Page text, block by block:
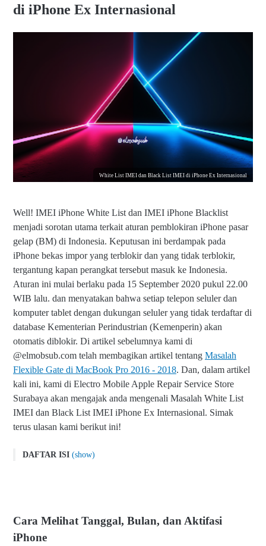
di iPhone Ex Internasional
White List IMEI dan Black List IMEI di iPhone Ex Internasional
Well! IMEI iPhone White List dan IMEI iPhone Blacklist
menjadi sorotan utama terkait aturan pemblokiran iPhone pasar
gelap (BM) di Indonesia. Keputusan ini berdampak pada
iPhone bekas impor yang terblokir dan yang tidak terblokir,
tergantung kapan perangkat tersebut masuk ke Indonesia.
Aturan ini mulai berlaku pada 15 September 2020 pukul 22.00
WIB lalu. dan menyatakan bahwa setiap telepon seluler dan
komputer tablet dengan dukungan seluler yang tidak terdaftar di
database Kementerian Perindustrian (Kemenperin) akan
otomatis diblokir. Di artikel sebelumnya kami di
@elmobsub.com telah membagikan artikel tentang Masalah
Flexible Gate di MacBook Pro 2016 - 2018. Dan, dalam artikel
kali ini, kami di Electro Mobile Apple Repair Service Store
Surabaya akan mengajak anda mengenali Masalah White List
IMEI dan Black List IMEI iPhone Ex Internasional. Simak
terus ulasan kami berikut ini!
DAFTAR ISI (show)
Regulasi tentang Pembelian Ponsel dari Luar Negeri
Lama Pemblokiran IMEI Ex Inter Pembelian Setelah Aturan
Cara Melihat Tanggal, Bulan, dan Aktifasi
iPhone